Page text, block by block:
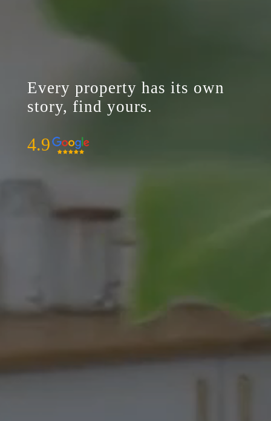
Every property has its own
story, find yours.
4.9